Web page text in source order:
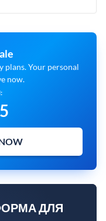
Your personal
now.
ДЛЯ